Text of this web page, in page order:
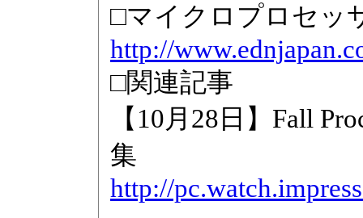
□マイクロプロセッ
http://
□関連記事
【10月28日】Fall
集
http://